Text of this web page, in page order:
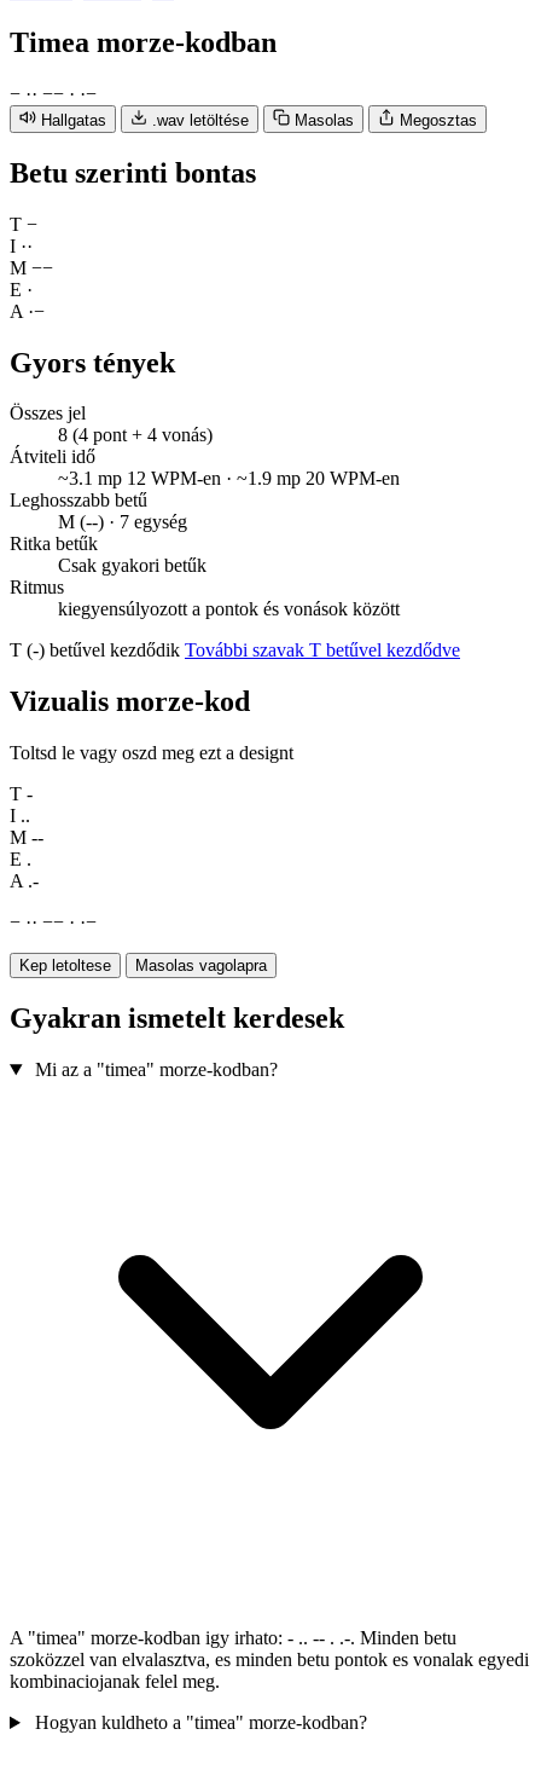
Timea morze-kodban
− ·· −− · ·−
Hallgatas .wav letöltése Masolas Megosztas
Betu szerinti bontas
T −
I ··
M −−
E ·
A ·−
Gyors tények
Összes jel
8 (4 pont + 4 vonás)
Átviteli idő
~3.1 mp 12 WPM-en · ~1.9 mp 20 WPM-en
Leghosszabb betű
M (--) · 7 egység
Ritka betűk
Csak gyakori betűk
Ritmus
kiegyensúlyozott a pontok és vonások között
T (-) betűvel kezdődik További szavak T betűvel kezdődve
Vizualis morze-kod
Toltsd le vagy oszd meg ezt a designt
T -
I ..
M --
E .
A .-
− ·· −− · ·−
Kep letoltese Masolas vagolapra
Gyakran ismetelt kerdesek
Mi az a "timea" morze-kodban?
A "timea" morze-kodban igy irhato: - .. -- . .-. Minden betu
szoközzel van elvalasztva, es minden betu pontok es vonalak egyedi
kombinaciojanak felel meg.
Hogyan kuldheto a "timea" morze-kodban?